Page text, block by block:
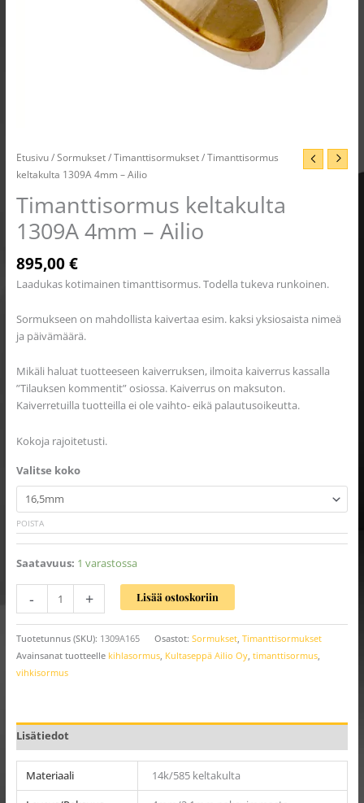
Etusivu/Sormukset/Timanttisormukset/ Timanttisormus
keltakulta 1309A 4mm – Ailio
Timanttisormus keltakulta
1309A 4mm – Ailio
895,00€
Laadukas kotimainen timanttisormus. Todella tukeva runkoinen.
Sormukseen on mahdollista kaivertaa esim. kaksi yksiosaista nimeä
ja päivämäärä.
Mikäli haluat tuotteeseen kaiverruksen, ilmoita kaiverrus kassalla
”Tilauksen kommentit” osiossa. Kaiverrus on maksuton.
Kaiverretuilla tuotteilla ei ole vaihto- eikä palautusoikeutta.
Kokoja rajoitetusti.
Valitse koko
POISTA
Saatavuus: 1 varastossa
- + Lisää ostoskoriin
Tuotetunnus (SKU): 1309A165 Osastot: Sormukset, Timanttisormukset
Avainsanat tuotteelle kihlasormus, Kultaseppä Ailio Oy, timanttisormus,
vihkisormus
Lisätiedot
Materiaali
14k/585 keltakulta